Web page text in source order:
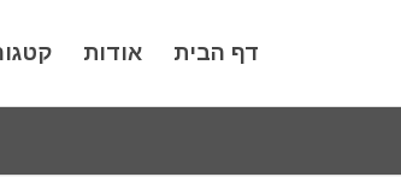
דף הבית אודות